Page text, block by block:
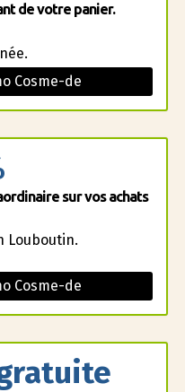
de votre panier.
Cosme-de
sur vos achats
Louboutin.
Cosme-de